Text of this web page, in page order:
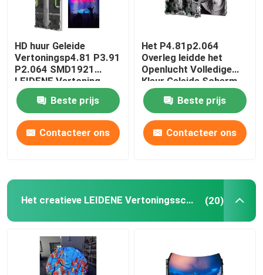
Van de LEIDENE de Tegels het Schermvloer
Spiegel het LEIDENE Scherm
Led-videomuur voor binnen
Bloot oog 3D LEIDENE Vertoning
HD huur Geleide
Vertoningsp4.81 P3.91
P2.064 SMD1921
LEIDENE Vertoning
Beste prijs
Contacteer ons
Het P4.81p2.064
Overleg leidde het
Openlucht Volledige
Kleur Geleide Scherm
van de het Schermhuur
1R1G1BBeste prijs
Contacteer ons
Het creatieve LEIDENE Vertoningsscherm (20)